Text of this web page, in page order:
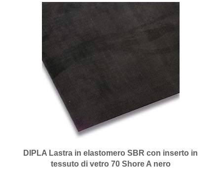
DIPLA Lastra in elastomero SBR con inserto in
tessuto di vetro 70 Shore A nero